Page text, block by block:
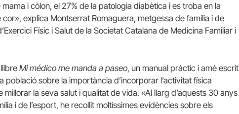
i còlon, el 27% de la patologia diabètica i es troba en la
explica Montserrat Romaguera, metgessa de família i de
Físic i Salut de la Societat Catalana de Medicina Familiar i
Mi médico me manda a paseo, un manual pràctic i amè escrit
població sobre la importància d’incorporar l’activitat física
la seva salut i qualitat de vida. «Al llarg d’aquests 30 anys
i de l’esport, he recollit moltíssimes evidències sobre els